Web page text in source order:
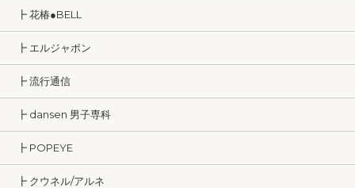
┣ 花椿●BELL
┣ エルジャポン
┣ 流行通信
┣ dansen 男子専科
┣ POPEYE
┣ クウネル/アルネ